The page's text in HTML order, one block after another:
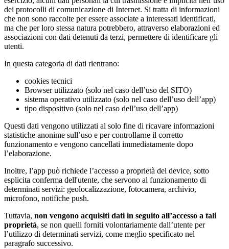
dei protocolli di comunicazione di Internet. Si tratta di informazioni
che non sono raccolte per essere associate a interessati identificati,
ma che per loro stessa natura potrebbero, attraverso elaborazioni ed
associazioni con dati detenuti da terzi, permettere di identificare gli
utenti.
In questa categoria di dati rientrano:
cookies tecnici
Browser utilizzato (solo nel caso dell’uso del SITO)
sistema operativo utilizzato (solo nel caso dell’uso dell’app)
tipo dispositivo (solo nel caso dell’uso dell’app)
Questi dati vengono utilizzati al solo fine di ricavare informazioni
statistiche anonime sull’uso e per controllarne il corretto
funzionamento e vengono cancellati immediatamente dopo
l’elaborazione.
Inoltre, l’app può richiede l’accesso a proprietà del device, sotto
esplicita conferma dell'utente, che servono al funzionamento di
determinati servizi: geolocalizzazione, fotocamera, archivio,
microfono, notifiche push.
Tuttavia, non vengono acquisiti dati in seguito all’accesso a tali
proprietà, se non quelli forniti volontariamente dall’utente per
l’utilizzo di determinati servizi, come meglio specificato nel
paragrafo successivo.